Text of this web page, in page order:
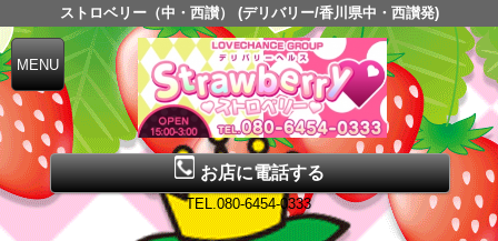
ストロベリー（中・西讃） (デリバリー/香川県中・西讃発)
お店に電話する
TEL.080-6454-0333